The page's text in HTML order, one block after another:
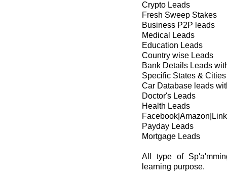
Crypto Leads
Fresh Sweep Stakes
Business P2P leads
Medical Leads
Education Leads
Country wise Leads
Bank Details Leads
Specific States &
Car Database leads
Doctor's Leads
Health Leads
Payday Leads
Mortgage Leads
All type of
learning purpose.